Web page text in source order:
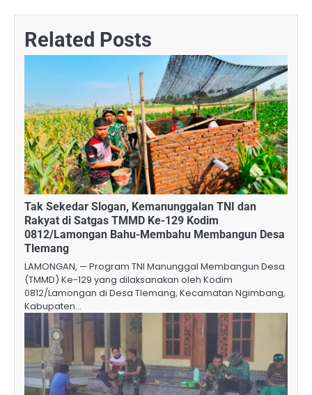
Related Posts
​Tak Sekedar Slogan, Kemanunggalan TNI dan
Rakyat di Satgas TMMD Ke-129 Kodim
0812/Lamongan Bahu-Membahu Membangun Desa
Tlemang
​LAMONGAN, — Program TNI Manunggal Membangun Desa
(TMMD) Ke-129 yang dilaksanakan oleh Kodim
0812/Lamongan di Desa Tlemang, Kecamatan Ngimbang,
Kabupaten…